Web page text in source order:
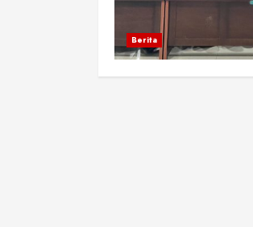
Berita